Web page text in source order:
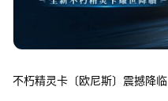
不朽精灵卡〔欧尼斯〕震撼降临